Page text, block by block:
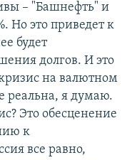
– "Башнефть" и
Но это приведет к
будет
долгов. И это
на валютном
реальна, я думаю.
Это обесценение
к
все равно,